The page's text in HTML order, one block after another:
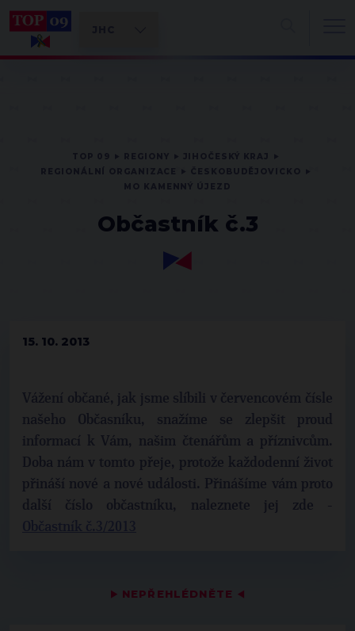
Občastník č.3
▶ NEPŘEHLÉDNĚTE ◀
15. 10. 2013
Vážení občané, jak jsme slíbili v červencovém čísle
našeho Občasníku, snažíme se zlepšit proud
informací k Vám, našim čtenářům a příznivcům.
Doba nám v tomto přeje, protože každodenní život
přináší nové a nové události. Přinášíme vám proto
další číslo občastníku, naleznete jej zde -